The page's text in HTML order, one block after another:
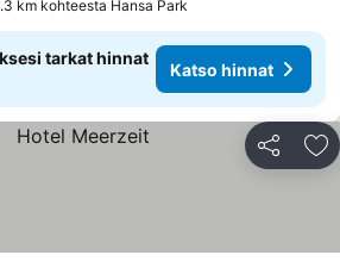
km kohteesta Hansa Park
tarkat hinnat
Katso hinnat
Jaa